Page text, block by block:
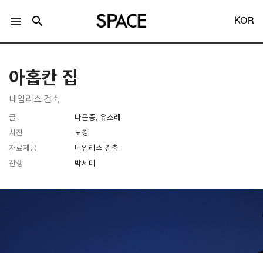
menu search KOR
아홉칸 집
네임리스 건축
글
나은중, 유소래
사진
노경
자료제공
네임리스 건축
진행
박세미